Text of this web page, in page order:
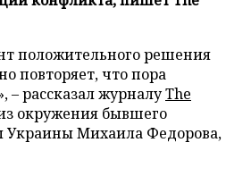
положительного решения
повторяет, что пора
– рассказал журналуThe
окружения бывшего
Украины Михаила Федорова,